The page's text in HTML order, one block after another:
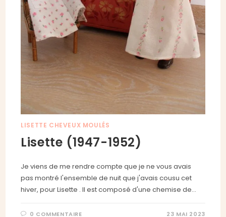
LISETTE CHEVEUX MOULÉS
Lisette (1947-1952)
Je viens de me rendre compte que je ne vous avais
pas montré l'ensemble de nuit que j'avais cousu cet
hiver, pour Lisette . Il est composé d'une chemise de…
0 COMMENTAIRE 23 MAI 2023